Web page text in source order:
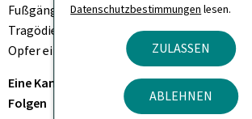
Datenschutzbestimmungen lesen.
ZULASSEN
ABLEHNEN
Fußgänger*innen müssen die Achtsamkeit
Tragödien zu vermeiden. Jeder Unfall ist
Opfer eines zu viel!"
Eine Kampagne gegen alltägliche
Folgen